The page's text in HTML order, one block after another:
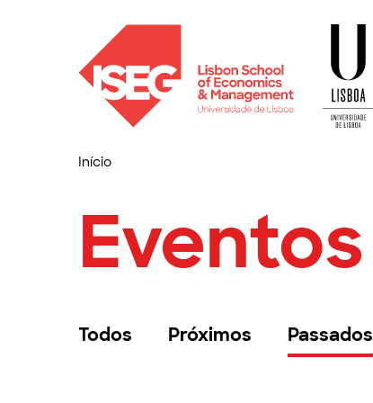
Início
Eventos
Todos Próximos Passados